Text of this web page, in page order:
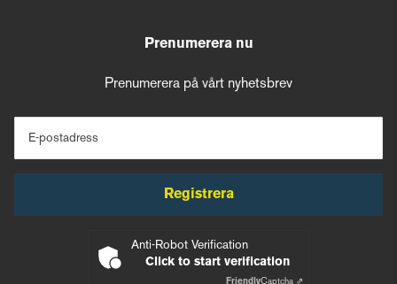
Prenumerera nu
Prenumerera på vårt nyhetsbrev
E-postadress
Registrera
Anti-Robot Verification
Click to start verification
FriendlyCaptcha ⇗